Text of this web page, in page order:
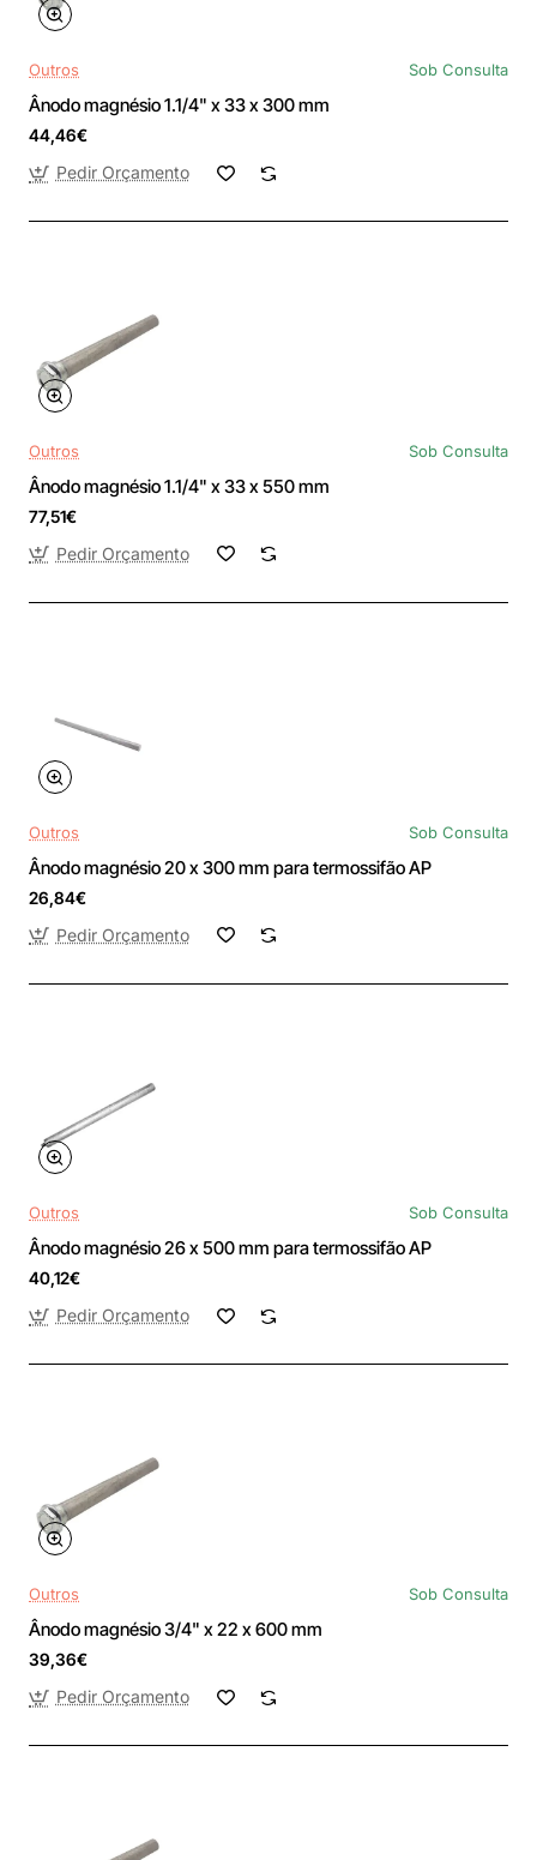
Outros Sob Consulta
Ânodo magnésio 1.1/4" x 33 x 300 mm
44,46€
Pedir Orçamento
Outros Sob Consulta
Ânodo magnésio 1.1/4" x 33 x 550 mm
77,51€
Pedir Orçamento
Outros Sob Consulta
Ânodo magnésio 20 x 300 mm para termossifão AP
26,84€
Pedir Orçamento
Outros Sob Consulta
Ânodo magnésio 26 x 500 mm para termossifão AP
40,12€
Pedir Orçamento
Outros Sob Consulta
Ânodo magnésio 3/4" x 22 x 600 mm
39,36€
Pedir Orçamento